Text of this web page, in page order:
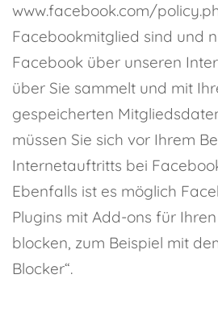
www.facebook.com/
Facebookmitglied sind und
Facebook über unseren
über Sie sammelt und mit
gespeicherten
müssen Sie sich vor Ihrem
Internetauftritts bei
Ebenfalls ist es möglich
Plugins mit Add-ons für
blocken, zum Beispiel mit
Blocker“.